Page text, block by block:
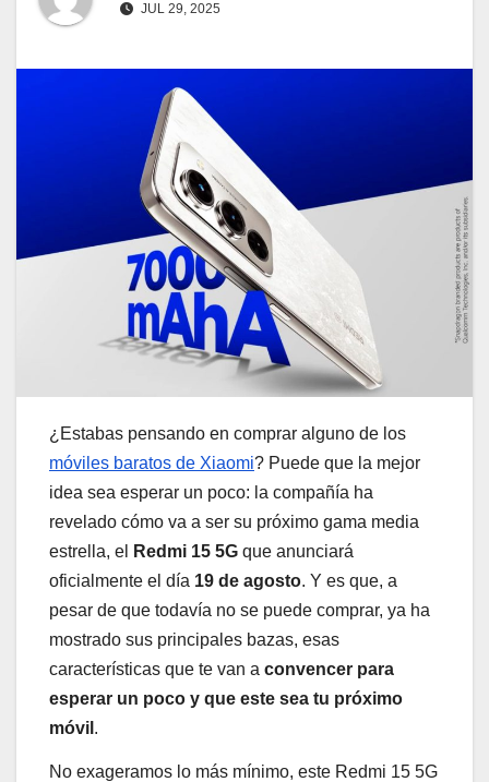
JUL 29, 2025
¿Estabas pensando en comprar alguno de los
móviles baratos de Xiaomi? Puede que la mejor
idea sea esperar un poco: la compañía ha
revelado cómo va a ser su próximo gama media
estrella, el
Redmi 15 5G que anunciará
oficialmente el día 19 de agosto. Y es que, a
pesar de que todavía no se puede comprar, ya ha
mostrado sus principales bazas, esas
características que te van a convencer para
esperar un poco y que este sea tu próximo
móvil .
No exageramos lo más mínimo, este Redmi 15 5G